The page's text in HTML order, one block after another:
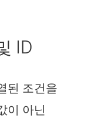
ID
된 조건을
이 아닌